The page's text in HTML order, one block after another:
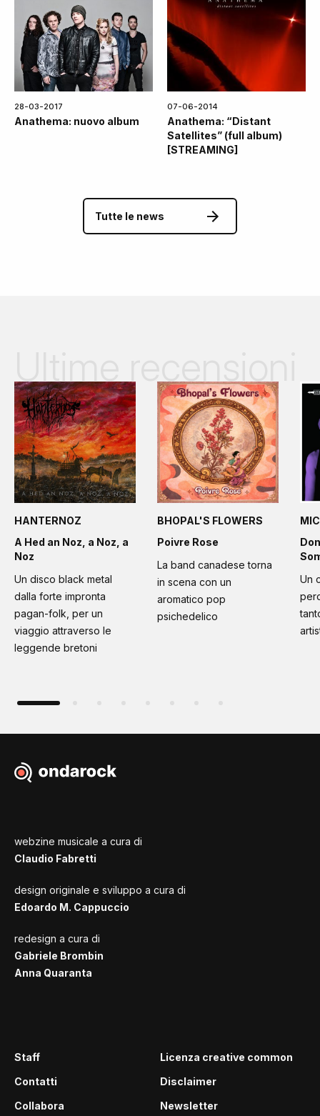
28-03-2017
Anathema: nuovo album
07-06-2014
Anathema: “Distant
Satellites” (full album)
[STREAMING]
Tutte le news
HANTERNOZ
A Hed an Noz, a Noz, a
Noz
Un disco black metal
dalla forte impronta
pagan-folk, per un
viaggio attraverso le
leggende bretoni
BHOPAL'S FLOWERS
Poivre Rose
La band canadese torna
in scena con un
aromatico pop
psichedelico
Un
webzine musicale a cura di
Claudio Fabretti
design originale e sviluppo a cura di
Edoardo M. Cappuccio
redesign a cura di
Gabriele Brombin
Anna Quaranta
Staff
Contatti
Collabora
Licenza creative common
Disclaimer
Newsletter